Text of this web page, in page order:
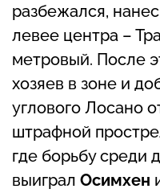
разбежался,
левее центра –
метровый. После
хозяев в зоне и
углового Лосано
штрафной
где борьбу среди
выиграл Осимхен